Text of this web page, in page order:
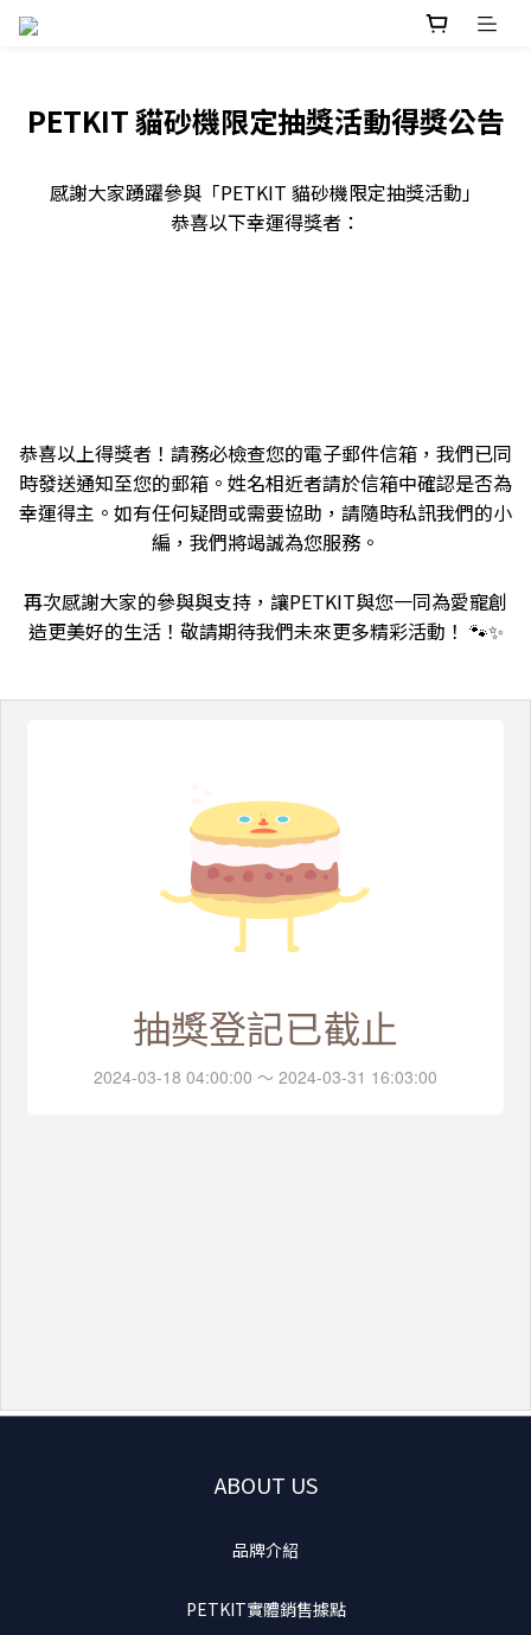
PETKIT 貓砂機限定抽獎活動得獎公告
感謝大家踴躍參與「PETKIT 貓砂機限定抽獎活動」
恭喜以下幸運得獎者：
恭喜以上得獎者！請務必檢查您的電子郵件信箱，我們已同
時發送通知至您的郵箱。姓名相近者請於信箱中確認是否為
幸運得主。如有任何疑問或需要協助，請隨時私訊我們的小
編，我們將竭誠為您服務。
再次感謝大家的參與與支持，讓PETKIT與您一同為愛寵創
造更美好的生活！敬請期待我們未來更多精彩活動！ 🐾✨
ABOUT US
品牌介紹
PETKIT實體銷售據點